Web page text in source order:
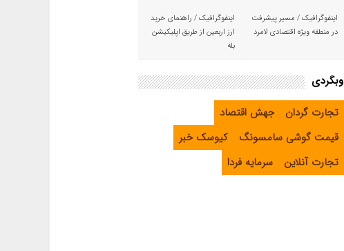
اینفوگرافیک / مسیر پیشرفت
در منطقه ویژه اقتصادی لامرد
اینفوگرافیک / راهنمای خرید
ارز اربعین از طریق اپلیکیشن
بله
وبگردی
تجارت گردان
جهش اقتصاد
قیمت گوشی سامسونگ
کیوسک خبر
تجارت آنلاین
سرمایه فردا